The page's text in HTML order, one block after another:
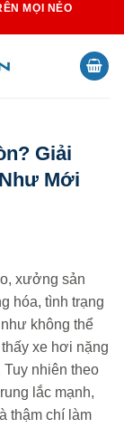
MỌI NẺO
Giải
Mới
xưởng sản
hóa, tình trạng
không thể
xe hơi nặng
nhiên theo
lắc mạnh,
thậm chí làm